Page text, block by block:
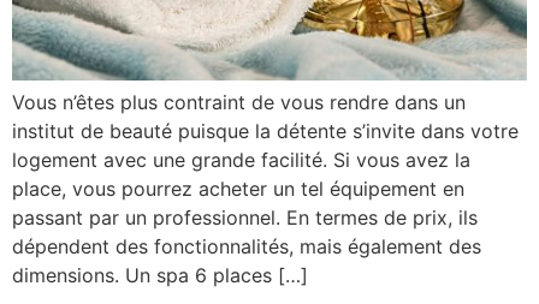
Vous n’êtes plus contraint de vous rendre dans un
institut de beauté puisque la détente s’invite dans votre
logement avec une grande facilité. Si vous avez la
place, vous pourrez acheter un tel équipement en
passant par un professionnel. En termes de prix, ils
dépendent des fonctionnalités, mais également des
dimensions. Un spa 6 places […]